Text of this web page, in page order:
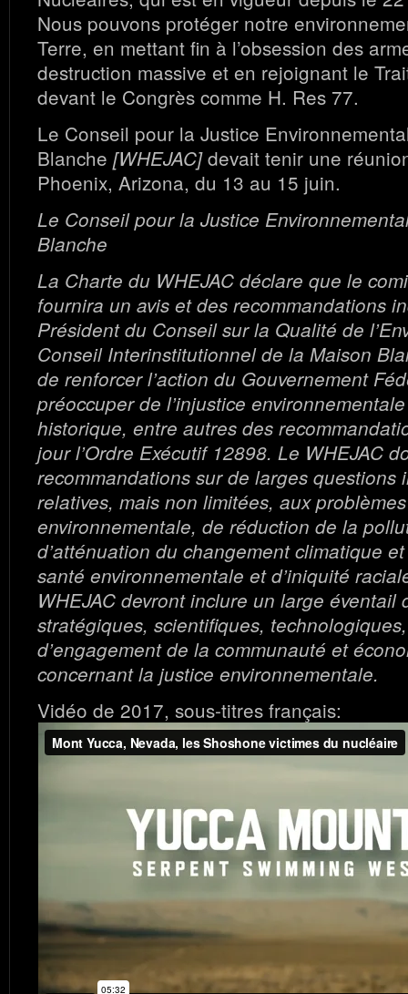
Nous pouvons protéger notre
Terre, en mettant fin à l’obsession des
destruction massive et en rejoignant le
devant le Congrès comme H. Res 77.
Le Conseil pour la Justice
Blanche [WHEJAC]devait tenir une
Phoenix, Arizona, du 13 au 15 juin.
Le Conseil pour la Justice
Blanche
La Charte du WHEJAC déclare que le
fournira un avis et des recommandations
Président du Conseil sur la Qualité de
Conseil Interinstitutionnel de la Maison
de renforcer l’action du Gouvernement
préoccuper de l’injustice
historique, entre autres des
jour l’Ordre Exécutif 12898. Le WHEJAC
recommandations sur de larges questions
relatives, mais non limitées, aux
environnementale, de réduction de la
d’atténuation du changement climatique
santé environnementale et d’iniquité
WHEJAC devront inclure un large éventail
stratégiques, scientifiques,
d’engagement de la communauté et
concernant la justice environnementale.
Vidéo de 2017, sous-titres français: